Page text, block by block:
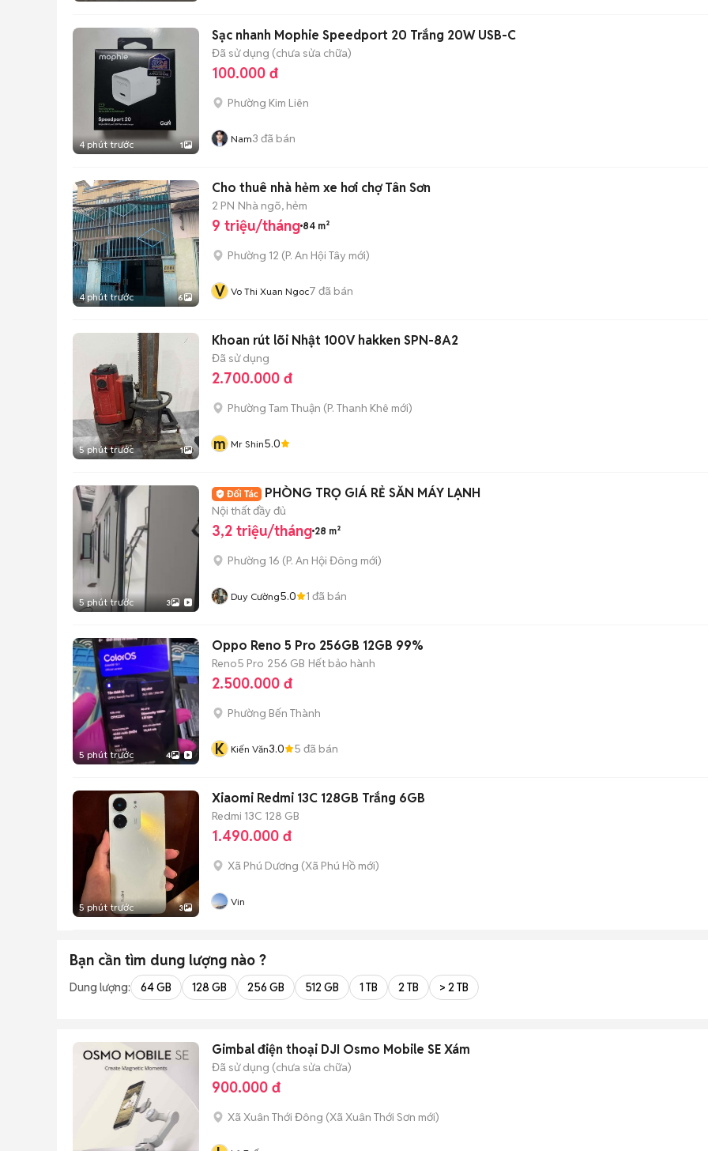
4 phút trước 1
Sạc nhanh Mophie Speedport 20 Trắng 20W USB-C
Đã sử dụng (chưa sửa chữa)
100.000 đ
Phường Kim Liên
Nam3 đã bán
4 phút trước 6
Cho thuê nhà hẻm xe hơi chợ Tân Sơn
2 PN Nhà ngõ, hẻm
9 triệu/tháng 84 m²
Phường 12 (P. An Hội Tây mới)
V Vo Thi Xuan Ngoc7 đã bán
5 phút trước 1
Khoan rút lõi Nhật 100V hakken SPN-8A2
Đã sử dụng
2.700.000 đ
Phường Tam Thuận (P. Thanh Khê mới)
m Mr Shin5.0
5 phút trước 3
PHÒNG TRỌ GIÁ RẺ SẴN MÁY LẠNH
Nội thất đầy đủ
3,2 triệu/tháng 28 m²
Phường 16 (P. An Hội Đông mới)
Duy Cường5.0 1 đã bán
5 phút trước 4
Oppo Reno 5 Pro 256GB 12GB 99%
Reno5 Pro 256 GB Hết bảo hành
2.500.000 đ
Phường Bến Thành
K Kiến Văn3.0 5 đã bán
5 phút trước 3
Xiaomi Redmi 13C 128GB Trắng 6GB
Redmi 13C 128 GB
1.490.000 đ
Xã Phú Dương (Xã Phú Hồ mới)
Vin
Bạn cần tìm dung lượng nào ?
Dung lượng: 64 GB 128 GB 256 GB 512 GB 1 TB 2 TB > 2 TB
Gimbal điện thoại DJI Osmo Mobile SE Xám
Đã sử dụng (chưa sửa chữa)
900.000 đ
Xã Xuân Thới Đông (Xã Xuân Thới Sơn mới)